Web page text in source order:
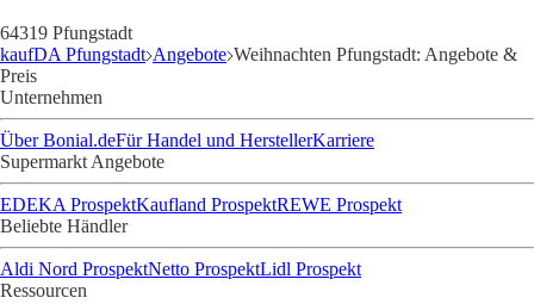
64319 Pfungstadt
kaufDA Pfungstadt Angebote Weihnachten Pfungstadt: Angebote &
Preis
Unternehmen
Über Bonial.deFür Handel und HerstellerKarriere
Supermarkt Angebote
EDEKA ProspektKaufland ProspektREWE Prospekt
Beliebte Händler
Aldi Nord ProspektNetto ProspektLidl Prospekt
Ressourcen